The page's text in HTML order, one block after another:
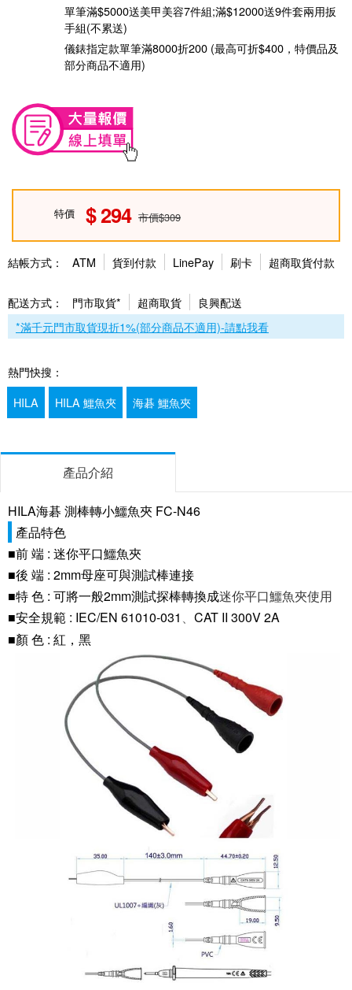
單筆滿$5000送美甲美容7件組;滿$12000送9件套兩用扳
手組(不累送)
儀錶指定款單筆滿8000折200 (最高可折$400，特價品及
部分商品不適用)
特價 294 市價$309
結帳方式： ATM 貨到付款 LinePay 刷卡 超商取貨付款
配送方式： 門市取貨* 超商取貨
良興配送
*滿千元門市取貨現折1%(部分商品不適用)-請點我看
熱門快搜：
HILA
HILA 鱷魚夾 海碁 鱷魚夾
產品介紹
HILA海碁 測棒轉小鱷魚夾 FC-N46
產品特色
■前 端 : 迷你平口鱷魚夾
■後 端 : 2mm母座可與測試棒連接
■特 色 : 可將一般2mm測試探棒轉換成迷你平口鱷魚夾使用
■安全規範 : IEC/EN 61010-031
CAT II 300V 2A
■顏 色 : 紅，黑